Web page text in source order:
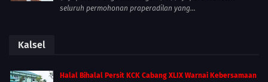
seluruh permohonan praperadilan yang...
Kalsel
Halal Bihalal Persit KCK Cabang XLIX Warnai Kebersamaan